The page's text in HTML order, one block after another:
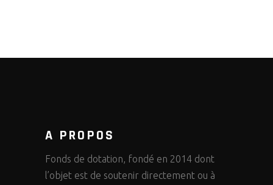
A PROPOS
Fonds de dotation, fondé en 2014 dont
l’objet est de soutenir directement ou à